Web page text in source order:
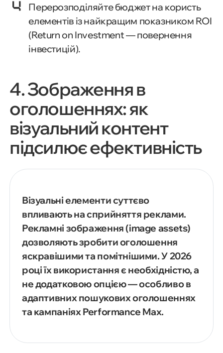
Перерозподіляйте бюджет на користь
елементів із найкращим показником ROI
(Return on Investment — повернення
інвестицій).
4. Зображення в
оголошеннях: як
візуальний контент
підсилює ефективність
Візуальні елементи суттєво
впливають на сприйняття реклами.
Рекламні зображення (image assets)
дозволяють зробити оголошення
яскравішими та помітнішими. У 2026
році їх використання є необхідністю, а
не додатковою опцією — особливо в
адаптивних пошукових оголошеннях
та кампаніях Performance Max.